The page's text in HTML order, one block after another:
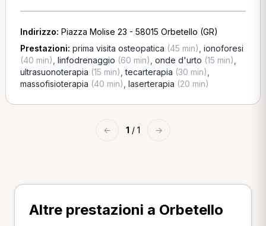
Indirizzo: Piazza Molise 23 - 58015 Orbetello (GR)
Prestazioni: prima visita osteopatica (45 min) ionoforesi
(40 min) linfodrenaggio (60 min) onde d'urto (15 min)
ultrasuonoterapia (15 min) ,tecarterapia (30 min)
massofisioterapia (40 min) laserterapia (20 min)
← 1 / 1 →
Altre prestazioni a Orbetello